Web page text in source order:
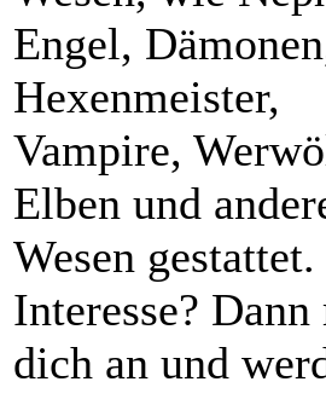
Engel,
Hexenmeister,
Vampire,
Elben und
Wesen gestattet.
Interesse? Dann
dich an und